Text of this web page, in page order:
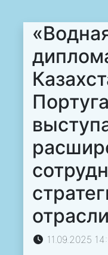
отрасли
11.09.2025